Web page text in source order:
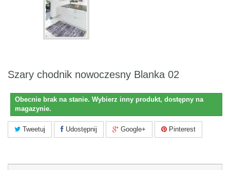
Szary chodnik nowoczesny Blanka 02
Obecnie brak na stanie. Wybierz inny produkt, dostępny na
magazynie.
Tweetuj Udostępnij Google+ Pinterest